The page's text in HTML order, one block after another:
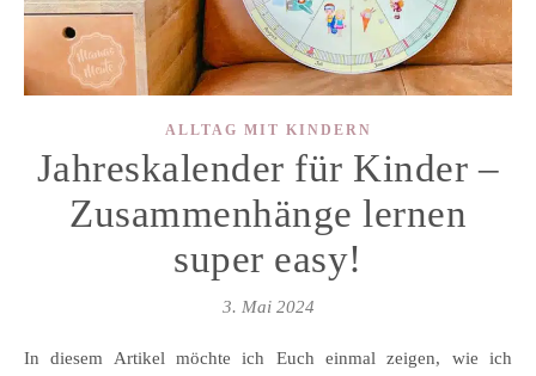
ALLTAG MIT KINDERN
Jahreskalender für Kinder –
Zusammenhänge lernen
super easy!
3. Mai 2024
In diesem Artikel möchte ich Euch einmal zeigen, wie ich